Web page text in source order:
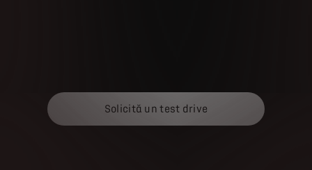
Solicită un test drive